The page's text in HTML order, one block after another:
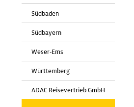
Südbaden
Südbayern
Weser-Ems
Württemberg
ADAC Reisevertrieb GmbH